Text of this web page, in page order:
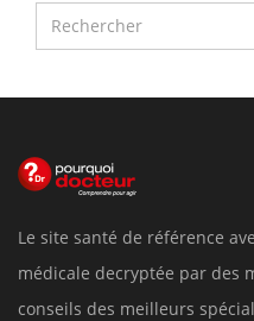
Le site santé de référence
médicale decryptée par des
conseils des meilleurs